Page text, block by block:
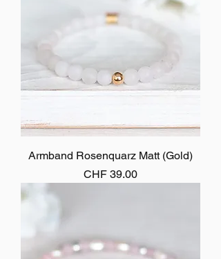
Armband Rosenquarz Matt (Gold)
Preis
CHF 39.00